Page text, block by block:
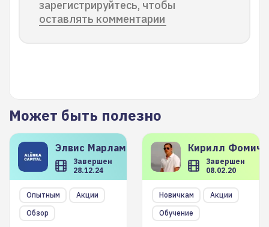
зарегистрируйтесь, чтобы
оставлять комментарии
Может быть полезно
Элвис Марламов
Завершен
28.12.24
Опытным
Акции
Обзор
Кирилл
Завершен
08.02.20
Новичкам
Акции
Обучение